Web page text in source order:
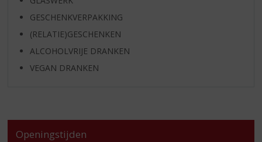
GESCHENKVERPAKKING
(RELATIE)GESCHENKEN
ALCOHOLVRIJE DRANKEN
VEGAN DRANKEN
Openingstijden